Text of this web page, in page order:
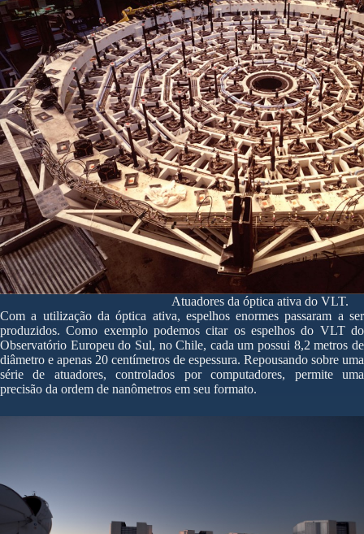
Atuadores da óptica ativa do VLT.
Com a utilização da óptica ativa, espelhos enormes passaram a ser
produzidos. Como exemplo podemos citar os espelhos do VLT do
Observatório Europeu do Sul, no Chile, cada um possui 8,2 metros de
diâmetro e apenas 20 centímetros de espessura. Repousando sobre uma
série de atuadores, controlados por computadores, permite uma
precisão da ordem de nanômetros em seu formato.